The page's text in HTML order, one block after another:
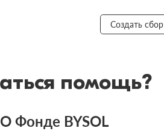
Создать сбор
помощь?
О Фонде BYSOL